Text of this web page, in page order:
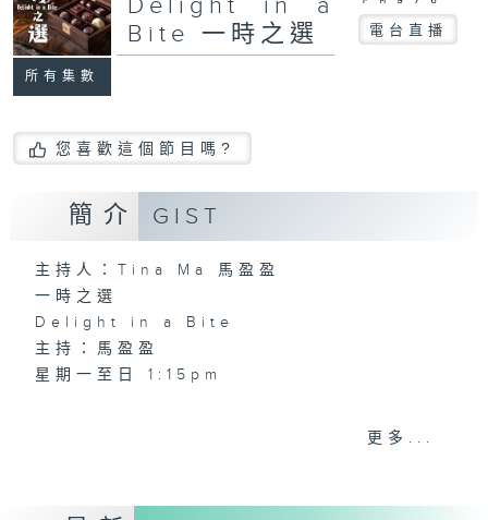
所有集數
Delight in a
Bite 一時之選
電台直播
您喜歡這個節目嗎?
簡介 GIST
主持人：Tina Ma 馬盈盈
一時之選
Delight in a Bite
主持：馬盈盈
星期一至日 1:15pm
完成上午的工作，正是舒一口氣的時候，有什
歌曲、和李斯特的旅遊歲月等，都精緻又獨
更多...